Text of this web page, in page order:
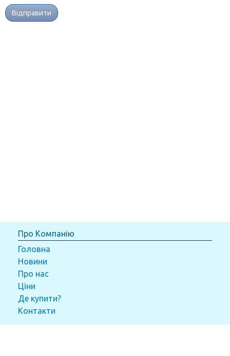
Відправити
Про Компанію
Головна
Новини
Про нас
Ціни
Де купити?
Контакти